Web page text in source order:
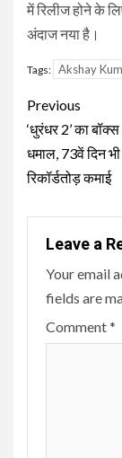
में रिलीज होने के
अंदाज नया है।
Tags: Akshay
Continue
Previous
‘धुरंधर 2’ का
धमाल, 73वें दिन भी
रिकॉर्डतोड़ कमाई
Leave a
Your email
fields are
Comment*